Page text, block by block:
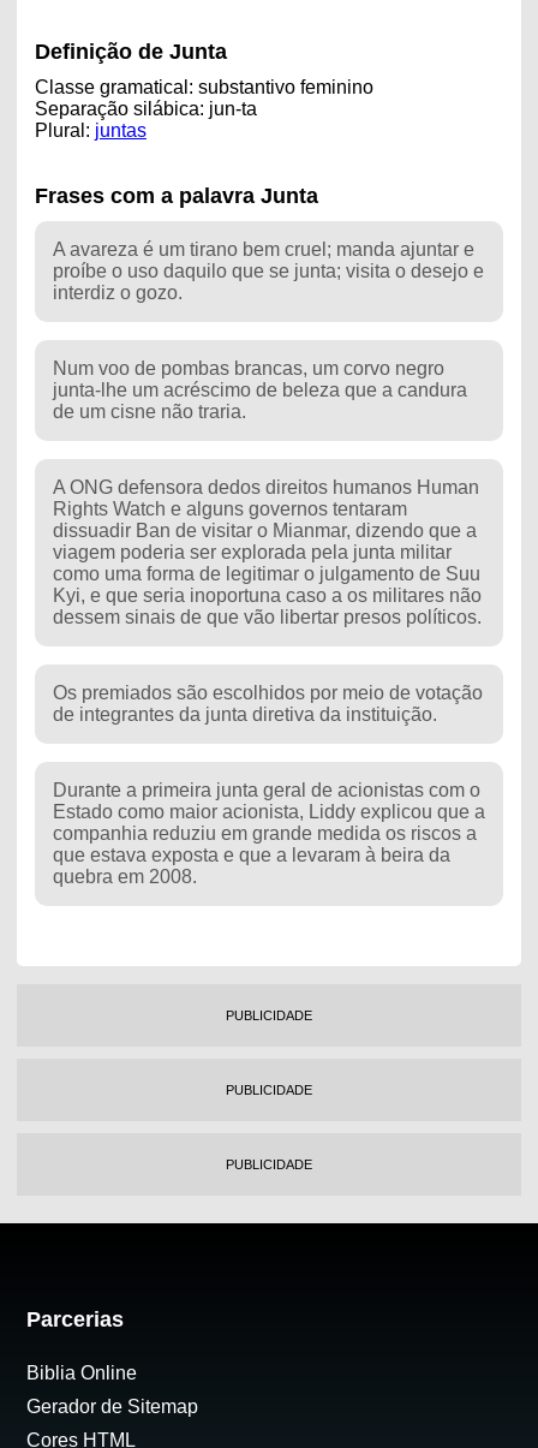
Definição de Junta
Classe gramatical: substantivo feminino
Separação silábica: jun-ta
Plural: juntas
Frases com a palavra Junta
A avareza é um tirano bem cruel; manda ajuntar e
proíbe o uso daquilo que se junta; visita o desejo e
interdiz o gozo.
Num voo de pombas brancas, um corvo negro
junta-lhe um acréscimo de beleza que a candura
de um cisne não traria.
A ONG defensora dedos direitos humanos Human
Rights Watch e alguns governos tentaram
dissuadir Ban de visitar o Mianmar, dizendo que a
viagem poderia ser explorada pela junta militar
como uma forma de legitimar o julgamento de Suu
Kyi, e que seria inoportuna caso a os militares não
dessem sinais de que vão libertar presos políticos.
Os premiados são escolhidos por meio de votação
de integrantes da junta diretiva da instituição.
Durante a primeira junta geral de acionistas com o
Estado como maior acionista, Liddy explicou que a
companhia reduziu em grande medida os riscos a
que estava exposta e que a levaram à beira da
quebra em 2008.
PUBLICIDADE
PUBLICIDADE
PUBLICIDADE
Parcerias
Biblia Online
Gerador de Sitemap
Cores HTML